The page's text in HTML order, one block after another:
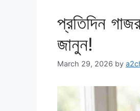
প্রতিদিন
জানুন!
March 29, 2026 by